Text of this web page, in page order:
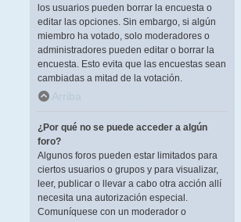
los usuarios pueden borrar la encuesta o
editar las opciones. Sin embargo, si algún
miembro ha votado, solo moderadores o
administradores pueden editar o borrar la
encuesta. Esto evita que las encuestas sean
cambiadas a mitad de la votación.
Arriba
¿Por qué no se puede acceder a algún
foro?
Algunos foros pueden estar limitados para
ciertos usuarios o grupos y para visualizar,
leer, publicar o llevar a cabo otra acción allí
necesita una autorización especial.
Comuníquese con un moderador o